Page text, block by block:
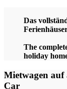
Das
The
holiday
Mietwagen auf
Car